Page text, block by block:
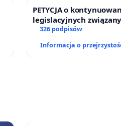
PETYCJA o
legislacyjnych
prawa rodzinnego
326 podpisów
Informacja o